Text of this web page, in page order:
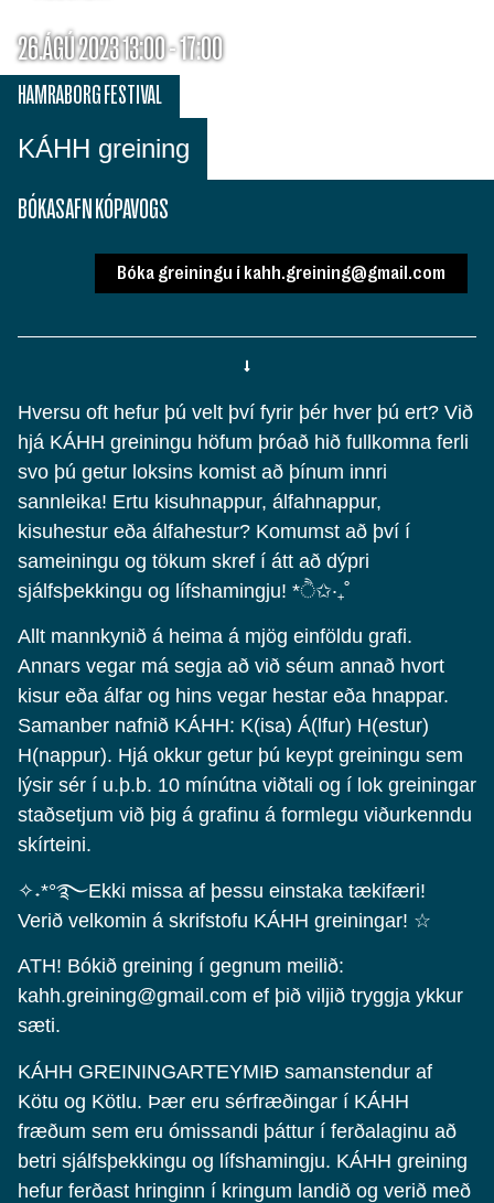
26.ÁGÚ 2023 13:00 - 17:00
KÁHH greining
HAMRABORG FESTIVAL
BÓKASAFN KÓPAVOGS
Bóka greiningu í kahh.greining@gmail.com
Hversu oft hefur þú velt því fyrir þér hver þú ert? Við
hjá KÁHH greiningu höfum þróað hið fullkomna ferli
svo þú getur loksins komist að þínum innri
sannleika! Ertu kisuhnappur, álfahnappur,
kisuhestur eða álfahestur? Komumst að því í
sameiningu og tökum skref í átt að dýpri
sjálfsþekkingu og lífshamingju! *ੈ✩‧₊˚
Allt mannkynið á heima á mjög einföldu grafi.
Annars vegar má segja að við séum annað hvort
kisur eða álfar og hins vegar hestar eða hnappar.
Samanber nafnið KÁHH: K(isa) Á(lfur) H(estur)
H(nappur). Hjá okkur getur þú keypt greiningu sem
lýsir sér í u.þ.b. 10 mínútna viðtali og í lok greiningar
staðsetjum við þig á grafinu á formlegu viðurkenndu
skírteini.
✧˖*°࿐Ekki missa af þessu einstaka tækifæri!
Verið velkomin á skrifstofu KÁHH greiningar! ☆
ATH! Bókið greining í gegnum meilið:
kahh.greining@gmail.com ef þið viljið tryggja ykkur
sæti.
KÁHH GREININGARTEYMIÐ samanstendur af
Kötu og Kötlu. Þær eru sérfræðingar í KÁHH
fræðum sem eru ómissandi þáttur í ferðalaginu að
betri sjálfsþekkingu og lífshamingju. KÁHH greining
hefur ferðast hringinn í kringum landið og verið með